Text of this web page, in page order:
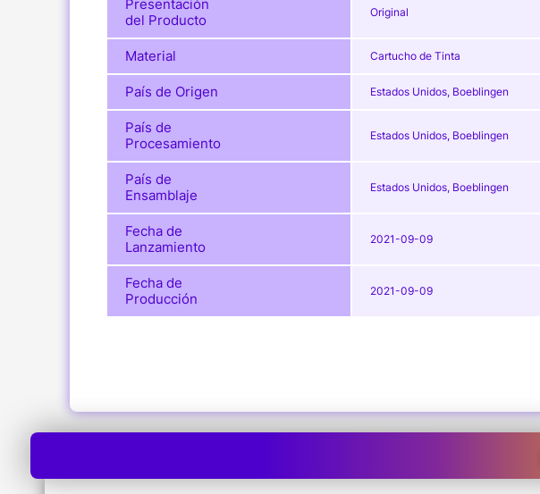
Presentación
del Producto
Original
Material Cartucho de Tinta
País de Origen Estados Unidos, Boeblingen
País de
Procesamiento
Estados Unidos, Boeblingen
País de
Ensamblaje
Estados Unidos, Boeblingen
Fecha de
Lanzamiento
2021-09-09
Fecha de
Producción
2021-09-09